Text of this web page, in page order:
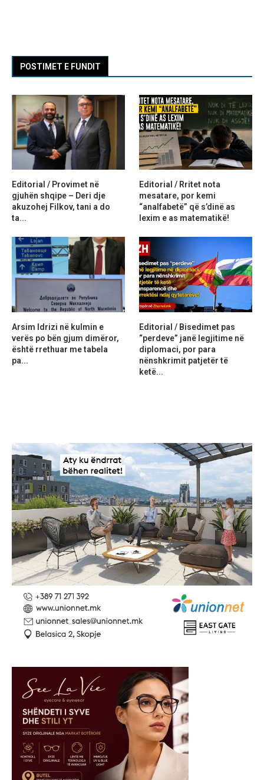
POSTIMET E FUNDIT
Editorial / Provimet në
gjuhën shqipe – Deri dje
akuzohej Filkov, tani a do
ta...
Editorial / Rritet nota
mesatare, por kemi
“analfabetë” që s’dinë as
lexim e as matematikë!
Arsim Idrizi në kulmin e
verës po bën gjum dimëror,
është rrethuar me tabela
pa...
Editorial / Bisedimet pas
“perdeve” janë legjitime në
diplomaci, por para
nënshkrimit patjetër të
ketë...